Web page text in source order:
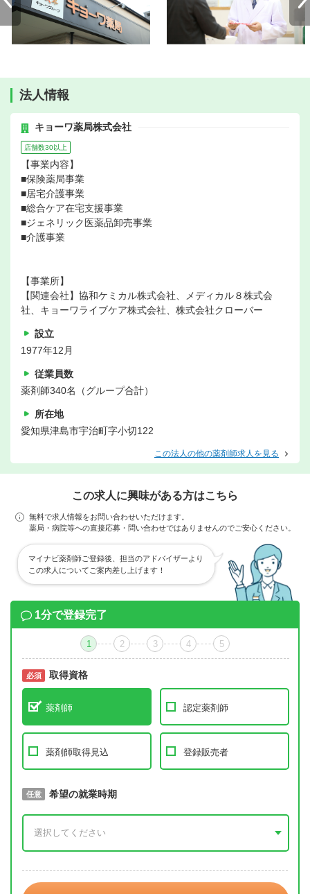
法人情報
キョーワ薬局株式会社
店舗数30以上
【事業内容】
■保険薬局事業
■居宅介護事業
■総合ケア在宅支援事業
■ジェネリック医薬品卸売事業
■介護事業
【事業所】
【関連会社】協和ケミカル株式会社、メディカル８株式会
社、キョーワライブケア株式会社、株式会社クローバー
設立
1977年12月
従業員数
薬剤師340名（グループ合計）
所在地
愛知県津島市宇治町字小切122
この法人の他の薬剤師求人を見る
この求人に興味がある方はこちら
無料で求人情報をお問い合わせいただけます。
薬局・病院等への直接応募・問い合わせではありませんのでご安心ください。
マイナビ薬剤師ご登録後、担当のアドバイザーより
この求人についてご案内差し上げます！
1分で登録完了
1 2 3 4 5
必須 取得資格
薬剤師 認定薬剤師
薬剤師取得見込 登録販売者
必須 取得予定年
任意 希望の就業時期